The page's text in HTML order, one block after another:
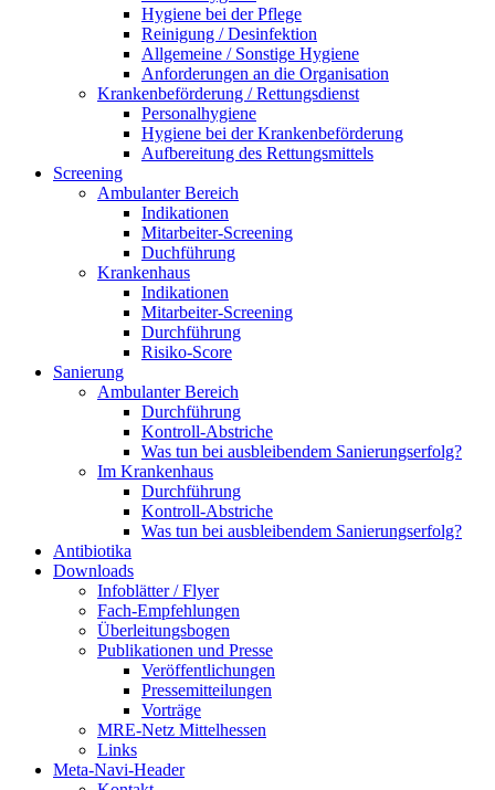
Hygiene bei der Pflege
Reinigung / Desinfektion
Allgemeine / Sonstige Hygiene
Anforderungen an die Organisation
Krankenbeförderung / Rettungsdienst
Personalhygiene
Hygiene bei der Krankenbeförderung
Aufbereitung des Rettungsmittels
Screening
Ambulanter Bereich
Indikationen
Mitarbeiter-Screening
Duchführung
Krankenhaus
Indikationen
Mitarbeiter-Screening
Durchführung
Risiko-Score
Sanierung
Ambulanter Bereich
Durchführung
Kontroll-Abstriche
Was tun bei ausbleibendem Sanierungserfolg?
Im Krankenhaus
Durchführung
Kontroll-Abstriche
Was tun bei ausbleibendem Sanierungserfolg?
Antibiotika
Downloads
Infoblätter / Flyer
Fach-Empfehlungen
Überleitungsbogen
Publikationen und Presse
Veröffentlichungen
Pressemitteilungen
Vorträge
MRE-Netz Mittelhessen
Links
Meta-Navi-Header